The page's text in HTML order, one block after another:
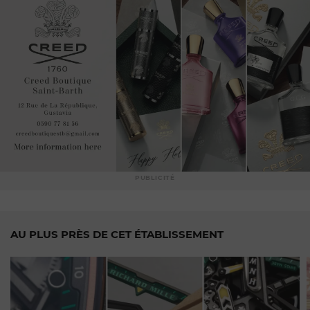
AU PLUS PRÈS DE CET ÉTABLISSEMENT